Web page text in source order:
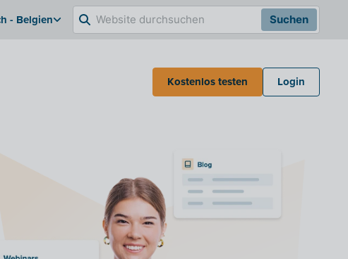
- Belgien Suchen
Kostenlos testen Login